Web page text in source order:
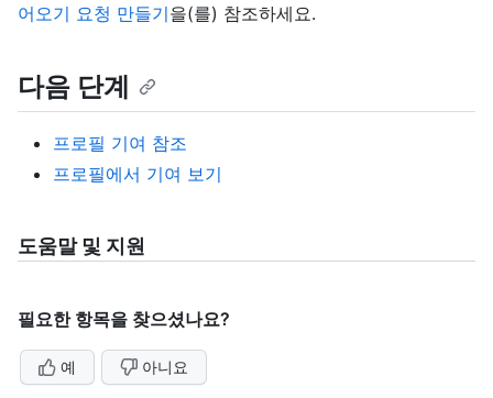
어오기 요청 만들기을(를) 참조하세요.
다음 단계
프로필 기여 참조
프로필에서 기여 보기
도움말 및 지원
필요한 항목을 찾으셨나요?
예 아니요